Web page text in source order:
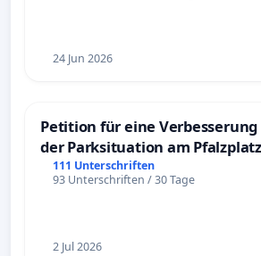
24 Jun 2026
Petition für eine Verbesserung
der Parksituation am
Mannheim
111 Unterschriften
93 Unterschriften / 30 Tage
2 Jul 2026